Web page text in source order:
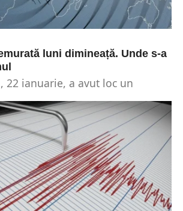
luni dimineață. Unde s-a
22 ianuarie, a avut loc un